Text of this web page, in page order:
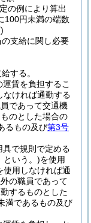
の例により算出
100円未満の端数
支給に関し必要
する。
賃を負担するこ
なければ通勤する
であって交通機
のとした場合の
るもの及び第3号
で規則で定める
という。)を使用
使用しなければ通
の職員であって
するものとした
満であるもの及び